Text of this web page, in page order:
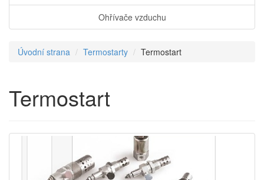
Ohřívače vzduchu
Úvodní strana Termostarty Termostart
Termostart